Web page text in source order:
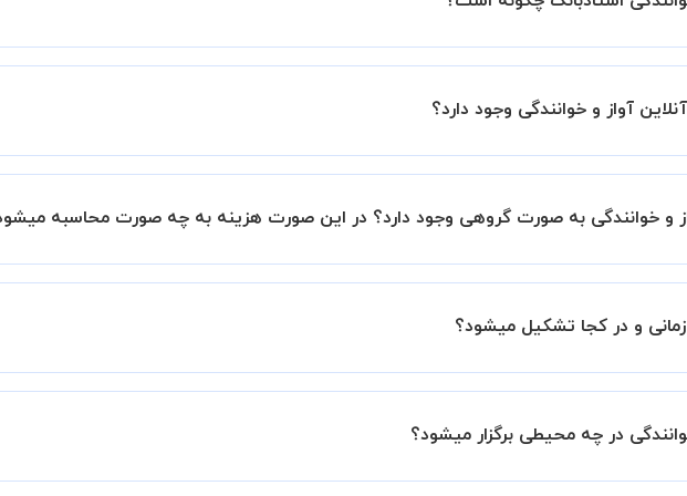
آنلاین نداشته اید این اطمینان خاطر را به شما میدهیم که استاد شما پیش از جلسه
آواز و خوانندگی وجود دارد؟
قبل از برگزاری کلاس با استاد هماهنگ کنید.
و خوانندگی به صورت گروهی وجود دارد؟ در این صورت هزینه به چه صورت محاسبه
آواز و خوانندگی خصوصی هستند اما در صورتیکه مایل هستید کلاس ها را در کنار
و در کجا تشکیل میشود؟
و خوانندگی به صورت توافقی بین شما و استاد تعیین خواهد شد.
هماهنگی لازم را انجام دهید.
در چه محیطی برگزار میشود؟